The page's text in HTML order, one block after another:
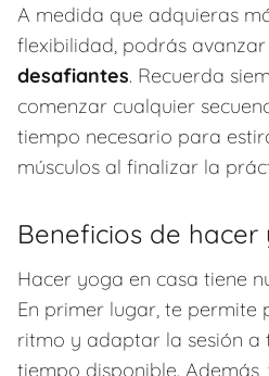
A medida que adquieras
flexibilidad, podrás
desafiantes. Recuerda
comenzar cualquier
tiempo necesario para
músculos al finalizar la
Beneficios de
Hacer yoga en casa tiene
En primer lugar, te
ritmo y adaptar la sesión a
tiempo disponible.